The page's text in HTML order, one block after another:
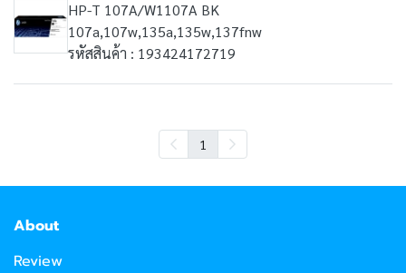
HP-T 107A/W1107A BK
107a,107w,135a,135w,137fnw
รหัสสินค้า : 193424172719
1
About
Review